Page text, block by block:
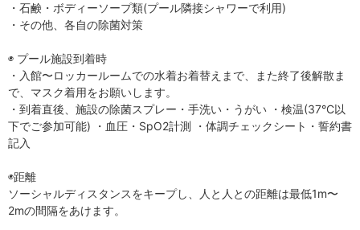
・石鹸・ボディーソープ類(プール隣接シャワーで利用)
・その他、各自の除菌対策
◉ プール施設到着時
・入館〜ロッカールームでの水着お着替えまで、また終了後解散ま
で、マスク着用をお願いします。
・到着直後、施設の除菌スプレー・手洗い・うがい ・検温(37°C以
下でご参加可能) ・血圧・SpO2計測 ・体調チェックシート・誓約書
記入
◉距離
ソーシャルディスタンスをキープし、人と人との距離は最低1m〜
2mの間隔をあけます。